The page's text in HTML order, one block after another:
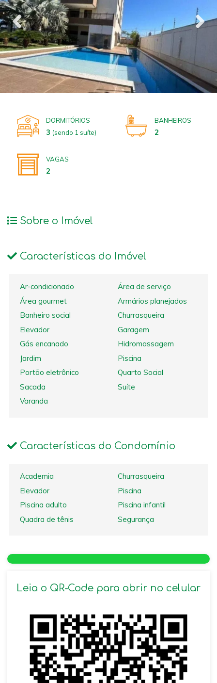
DORMITÓRIOS
3 (sendo 1 suíte)
BANHEIROS
2
VAGAS
2
Sobre o Imóvel
Características do Imóvel
Ar-condicionado
Área de serviço
Área gourmet
Armários planejados
Banheiro social
Churrasqueira
Elevador
Garagem
Gás encanado
Hidromassagem
Jardim
Piscina
Portão eletrônico
Quarto Social
Sacada
Suíte
Varanda
Características do Condomínio
Academia
Churrasqueira
Elevador
Piscina
Piscina adulto
Piscina infantil
Quadra de tênis
Segurança
Leia o QR-Code para abrir no celular